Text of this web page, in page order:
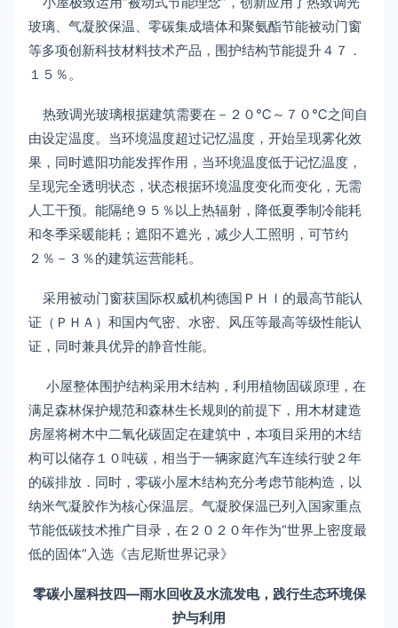
玻璃、气凝胶保温、零碳集成墙体和聚氨酯节能被动门窗
等多项创新科技材料技术产品，围护结构节能提升４７．
１５％。
热致调光玻璃根据建筑需要在－２０℃～７０℃之间自
由设定温度。当环境温度超过记忆温度，开始呈现雾化效
果，同时遮阳功能发挥作用，当环境温度低于记忆温度，
呈现完全透明状态，状态根据环境温度变化而变化，无需
人工干预。能隔绝９５％以上热辐射，降低夏季制冷能耗
和冬季采暖能耗；遮阳不遮光，减少人工照明，可节约
２％－３％的建筑运营能耗。
采用被动门窗获国际权威机构德国ＰＨＩ的最高节能认
证（ＰＨＡ）和国内气密、水密、风压等最高等级性能认
证，同时兼具优异的静音性能。
小屋整体围护结构采用木结构，利用植物固碳原理，在
满足森林保护规范和森林生长规则的前提下，用木材建造
房屋将树木中二氧化碳固定在建筑中，本项目采用的木结
构可以储存１０吨碳，相当于一辆家庭汽车连续行驶２年
的碳排放．同时，零碳小屋木结构充分考虑节能构造，以
纳米气凝胶作为核心保温层。气凝胶保温已列入国家重点
节能低碳技术推广目录，在２０２０年作为“世界上密度最
低的固体”入选《吉尼斯世界记录》
零碳小屋科技四—雨水回收及水流发电，践行生态环境保
护与利用